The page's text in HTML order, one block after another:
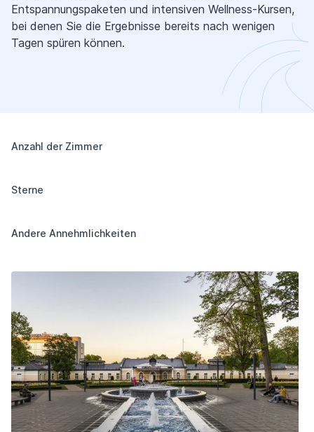
Entspannungspaketen und intensiven Wellness-Kursen,
bei denen Sie die Ergebnisse bereits nach wenigen
Tagen spüren können.
Anzahl der Zimmer
Sterne
Andere Annehmlichkeiten